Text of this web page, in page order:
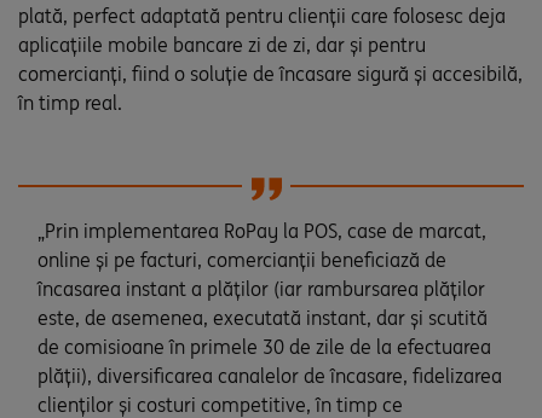
plată, perfect adaptată pentru clienții care folosesc deja
aplicațiile mobile bancare zi de zi, dar și pentru
comercianți, fiind o soluție de încasare sigură și accesibilă,
în timp real.
„Prin implementarea RoPay la POS, case de marcat,
online și pe facturi, comercianții beneficiază de
încasarea instant a plăților (iar rambursarea plăților
este, de asemenea, executată instant, dar și scutită
de comisioane în primele 30 de zile de la efectuarea
plății), diversificarea canalelor de încasare, fidelizarea
clienților și costuri competitive, în timp ce